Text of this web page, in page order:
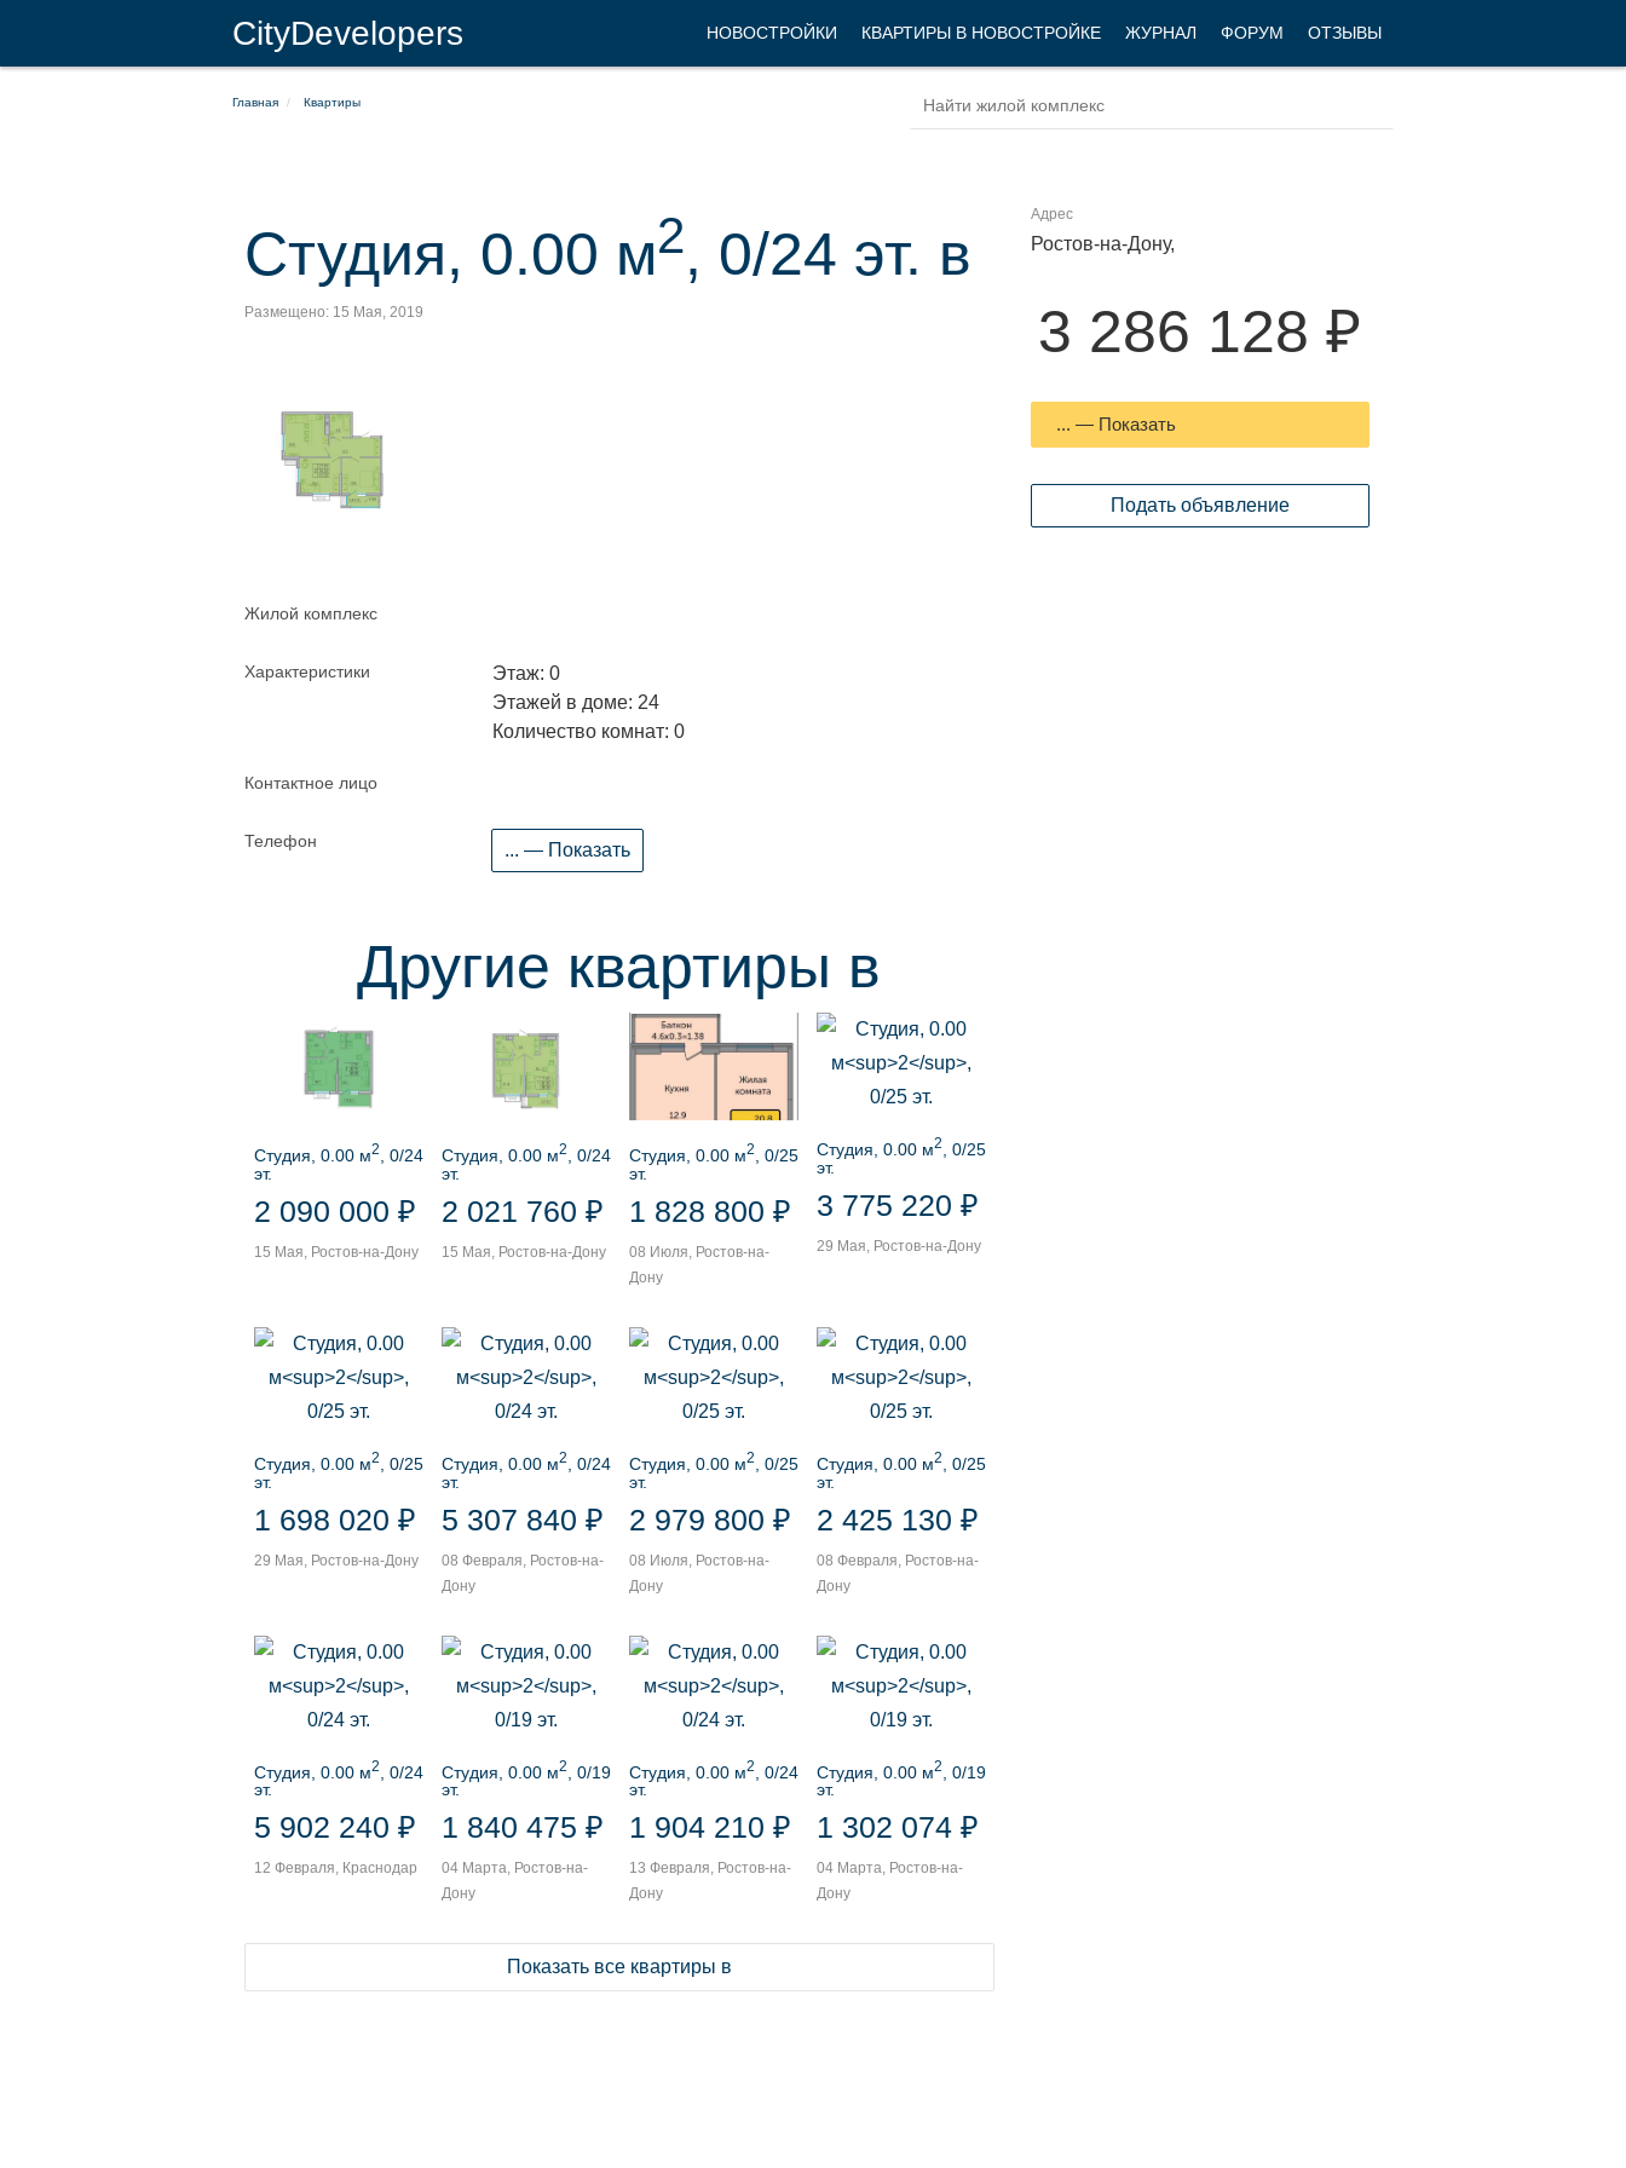
CityDevelopers НОВОСТРОЙКИ КВАРТИРЫ В НОВОСТРОЙКЕ ЖУРНАЛ ФОРУМ ОТЗЫВЫ
Главная Квартиры
Студия, 0.00 м2, 0/24 эт. в
Размещено: 15 Мая, 2019
Жилой комплекс
Характеристики
Этаж: 0
Этажей в доме: 24
Количество комнат: 0
Контактное лицо
Телефон ... — Показать
Другие квартиры в
Студия, 0.00 м2
, 0/24
эт.
2 090 000 ₽
15 Мая, Ростов-на-Дону
Студия, 0.00 м2
, 0/24
эт.
2 021 760 ₽
15 Мая, Ростов-на-Дону
Студия, 0.00 м2
, 0/25
эт.
1 828 800 ₽
08 Июля, Ростов-на-
Дону
Студия, 0.00 м2
, 0/25
эт.
3 775 220 ₽
29 Мая, Ростов-на-Дону
Студия, 0.00 м2
, 0/25
эт.
1 698 020 ₽
29 Мая, Ростов-на-Дону
Студия, 0.00 м2
, 0/24
эт.
5 307 840 ₽
08 Февраля, Ростов-на-
Дону
Студия, 0.00 м2
, 0/25
эт.
2 979 800 ₽
08 Июля, Ростов-на-
Дону
Студия, 0.00 м2
, 0/25
эт.
2 425 130 ₽
08 Февраля, Ростов-на-
Дону
Студия, 0.00 м2
, 0/24
эт.
5 902 240 ₽
12 Февраля, Краснодар
Студия, 0.00 м2
, 0/19
эт.
1 840 475 ₽
04 Марта, Ростов-на-
Дону
Студия, 0.00 м2
, 0/24
эт.
1 904 210 ₽
13 Февраля, Ростов-на-
Дону
Студия, 0.00 м2
, 0/19
эт.
1 302 074 ₽
04 Марта, Ростов-на-
Дону
Показать все квартиры в
Адрес
Ростов-на-Дону,
3 286 128 ₽
... — Показать
Подать объявление